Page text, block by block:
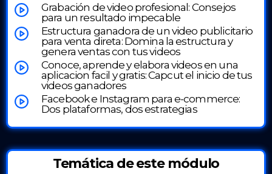
Grabación de video profesional: Consejos
para un resultado impecable
Estructura ganadora de un video publicitario
para venta direta: Domina la estructura y
genera ventas con tus videos
Conoce, aprende y elabora videos en una
aplicacion facil y gratis: Capcut el inicio de tus
videos ganadores
Facebook e Instagram para e-commerce:
Dos plataformas, dos estrategias
Temática de este módulo